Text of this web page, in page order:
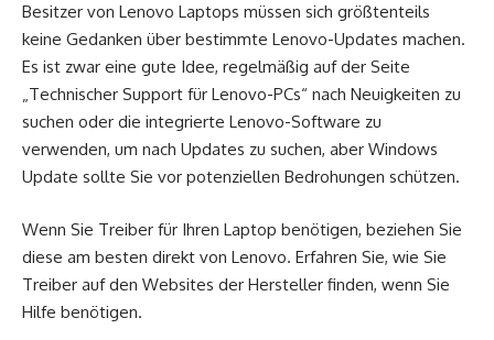
Besitzer von Lenovo Laptops müssen sich größtenteils
keine Gedanken über bestimmte Lenovo-Updates machen.
Es ist zwar eine gute Idee, regelmäßig auf der Seite
„Technischer Support für Lenovo-PCs“ nach Neuigkeiten zu
suchen oder die integrierte Lenovo-Software zu
verwenden, um nach Updates zu suchen, aber Windows
Update sollte Sie vor potenziellen Bedrohungen schützen.
Wenn Sie Treiber für Ihren Laptop benötigen, beziehen Sie
diese am besten direkt von Lenovo. Erfahren Sie, wie Sie
Treiber auf den Websites der Hersteller finden, wenn Sie
Hilfe benötigen.